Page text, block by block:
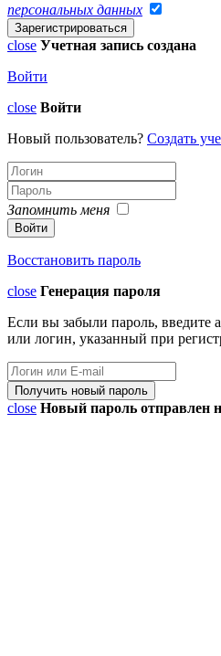
персональных данных
close Учетная запись создана
Войти
close Войти
Новый пользователь? Создать
Запомнить меня
Восстановить пароль
close Генерация пароля
Если вы забыли пароль, введите
или логин, указанный при
close Новый пароль отправлен